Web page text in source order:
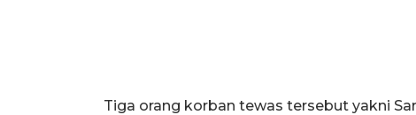
Tiga orang korban tewas tersebut yakni